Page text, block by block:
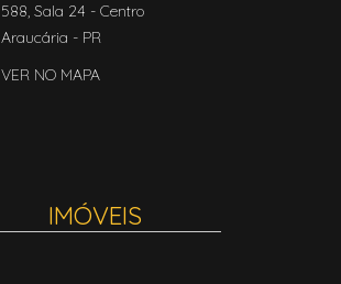
588, Sala 24 - Centro
Araucária - PR
VER NO MAPA
IMÓVEIS